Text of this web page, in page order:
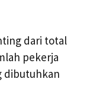
dari total
pekerja
dibutuhkan